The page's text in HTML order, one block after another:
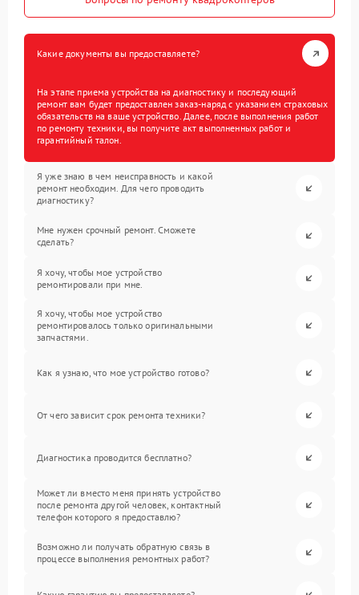
Какие документы вы предоставляете?
На этапе приема устройства на диагностику и последующий
ремонт вам будет предоставлен заказ-наряд с указанием страховых
обязательств на ваше устройство. Далее, после выполнения работ
по ремонту техники, вы получите акт выполненных работ и
гарантийный талон.
Я уже знаю в чем неисправность и какой
ремонт необходим. Для чего проводить
диагностику?
Мне нужен срочный ремонт. Сможете
сделать?
Я хочу, чтобы мое устройство
ремонтировали при мне.
Я хочу, чтобы мое устройство
ремонтировалось только оригинальными
запчастями.
Как я узнаю, что мое устройство готово?
От чего зависит срок ремонта техники?
Диагностика проводится бесплатно?
Может ли вместо меня принять устройство
после ремонта другой человек, контактный
телефон которого я предоставлю?
Возможно ли получать обратную связь в
процессе выполнения ремонтных работ?